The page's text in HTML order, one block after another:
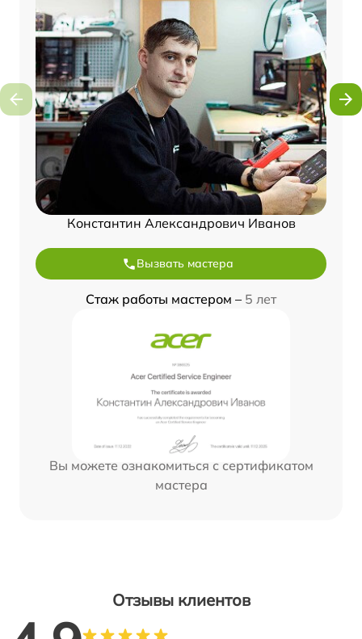
Константин Александрович Иванов
Вызвать мастера
Стаж работы мастером – 5 лет
Вы можете ознакомиться с сертификатом
мастера
Отзывы клиентов